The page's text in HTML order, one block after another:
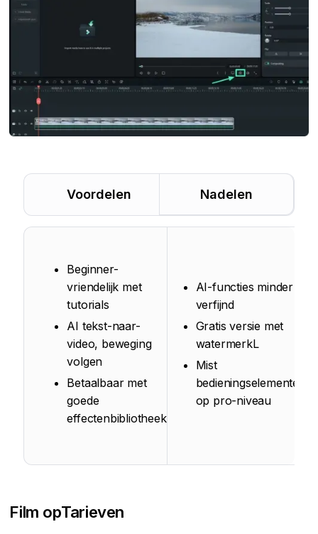
Voordelen Nadelen
Beginner-
vriendelijk met
tutorials
AI tekst-naar-
video, beweging
volgen
Betaalbaar met
goede
effectenbibliotheek
AI-functies minder
verfijnd
Gratis versie met
watermerkL
Mist
bedieningselementen
op pro-niveau
Film opTarieven